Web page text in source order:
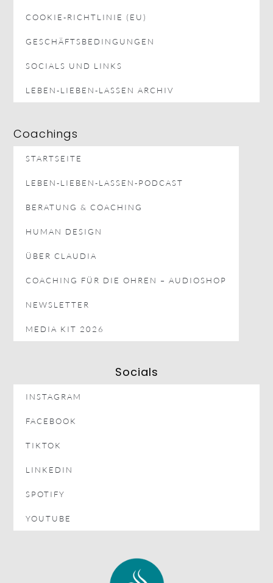
COOKIE-RICHTLINIE (EU)
GESCHÄFTSBEDINGUNGEN
SOCIALS UND LINKS
LEBEN-LIEBEN-LASSEN ARCHIV
Coachings
STARTSEITE
LEBEN-LIEBEN-LASSEN-PODCAST
BERATUNG & COACHING
HUMAN DESIGN
ÜBER CLAUDIA
COACHING FÜR DIE OHREN – AUDIOSHOP
NEWSLETTER
MEDIA KIT 2026
Socials
INSTAGRAM
FACEBOOK
TIKTOK
LINKEDIN
SPOTIFY
YOUTUBE